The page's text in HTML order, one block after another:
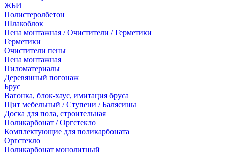
ЖБИ
Полистеролбетон
Шлакоблок
Пена монтажная / Очистители / Герметики
Герметики
Очистители пены
Пена монтажная
Пиломатериалы
Деревянный погонаж
Брус
Вагонка, блок-хаус, имитация бруса
Щит мебельный / Ступени / Балясины
Доска для пола, строительная
Поликарбонат / Оргстекло
Комплектующие для поликарбоната
Оргстекло
Поликарбонат монолитный